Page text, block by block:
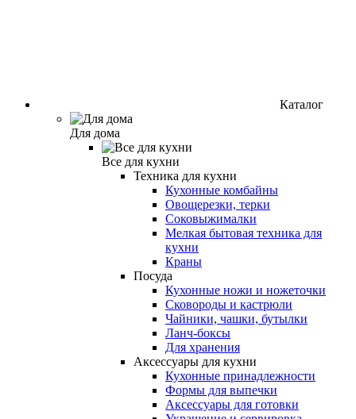
Каталог
Для дома
Все для кухни
Техника для кухни
Кухонные комбайны
Овощерезки, терки
Соковыжималки
Мелкая бытовая техника для
кухни
Краны
Посуда
Кухонные ножи и ножеточки
Сковороды и кастрюли
Чайники, чашки, бутылки
Ланч-боксы
Для хранения
Аксессуары для кухни
Кухонные принадлежности
Формы для выпечки
Аксессуары для готовки